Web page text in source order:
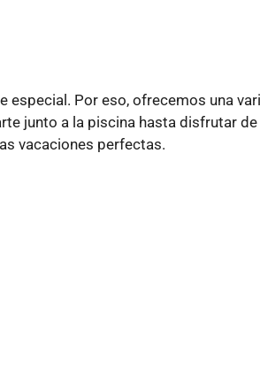
especial. Por eso, ofrecemos una
junto a la piscina hasta disfrutar de
vacaciones perfectas.